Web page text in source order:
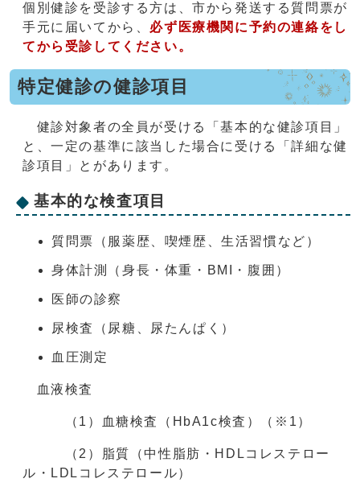
個別健診を受診する方は、市から発送する質問票が
手元に届いてから、 必ず医療機関に予約の連絡をし
てから受診してください。
特定健診の健診項目
健診対象者の全員が受ける「基本的な健診項目」
と、一定の基準に該当した場合に受ける「詳細な健
診項目」とがあります。
基本的な検査項目
質問票（服薬歴、喫煙歴、生活習慣など）
身体計測（身長・体重・BMI・腹囲）
医師の診察
尿検査（尿糖、尿たんぱく）
血圧測定
血液検査
（1）血糖検査（HbA1c検査）（※1）
（2）脂質（中性脂肪・HDLコレステロー
ル・LDLコレステロール）